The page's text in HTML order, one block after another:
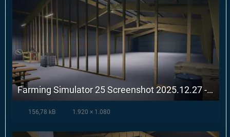
Farming Simulator 25 Screenshot 2025.12.27 - 10.55.37.28.webp
156,78 kB 1.920 × 1.080